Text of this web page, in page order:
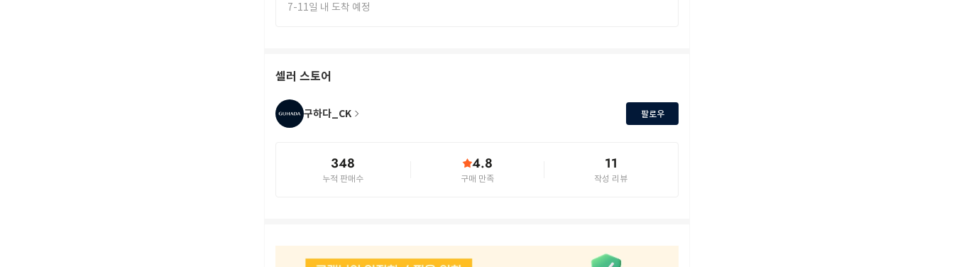
7-11일 내 도착 예정
셀러 스토어
구하다_CK 팔로우
348
누적 판매수
4.8
구매 만족
11
작성 리뷰